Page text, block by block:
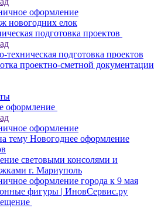
оформление
новогодних елок
подготовка проектов
техническая подготовка проектов
проектно-сметной документации
оформление
оформление
тему Новогоднее оформление
световыми консолями и
г. Мариуполь
оформление города к 9 мая
фигуры | ИновСервис.ру